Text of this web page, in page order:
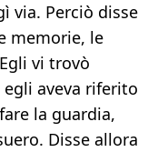
via. Perciò disse
memorie, le
vi trovò
aveva riferito
la guardia,
Disse allora